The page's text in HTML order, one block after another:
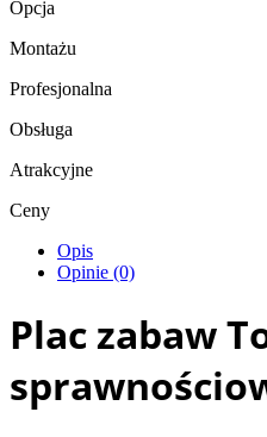
Opcja
Montażu
Profesjonalna
Obsługa
Atrakcyjne
Ceny
Opis
Opinie (0)
Plac zabaw